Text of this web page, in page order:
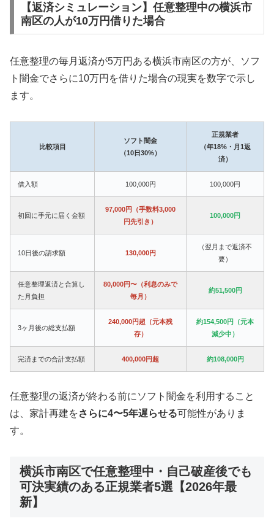
【返済シミュレーション】任意整理中の横浜市
南区の人が10万円借りた場合
任意整理の毎月返済が5万円ある横浜市南区の方が、ソフ
ト闇金でさらに10万円を借りた場合の現実を数字で示し
ます。
比較項目
ソフト闇金
（10日30%）
正規業者
（年18%・月1返
済）
借入額 100,000円 100,000円
初回に手元に届く金額
97,000円（手数料3,000
円先引き）
100,000円
10日後の請求額 130,000円
（翌月まで返済不
要）
任意整理返済と合算し
た月負担
80,000円〜（利息のみで
毎月）
約51,500円
3ヶ月後の総支払額
240,000円超（元本残
存）
約154,500円（元本
減少中）
完済までの合計支払額 400,000円超 約108,000円
任意整理の返済が終わる前にソフト闇金を利用すること
は、家計再建をさらに4〜5年遅らせる可能性がありま
す。
横浜市南区で任意整理中・自己破産後でも
可決実績のある正規業者5選【2026年最
新】